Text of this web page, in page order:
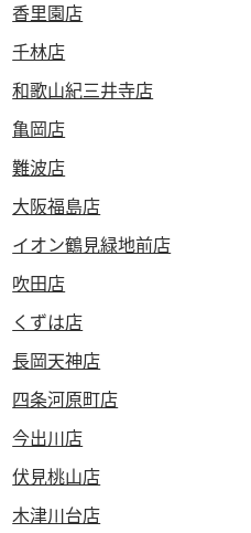
香里園店
千林店
和歌山紀三井寺店
亀岡店
難波店
大阪福島店
イオン鶴見緑地前店
吹田店
くずは店
長岡天神店
四条河原町店
今出川店
伏見桃山店
木津川台店